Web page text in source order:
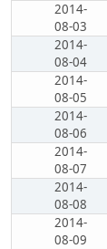
2014-
08-03
2014-
08-04
2014-
08-05
2014-
08-06
2014-
08-07
2014-
08-08
2014-
08-09